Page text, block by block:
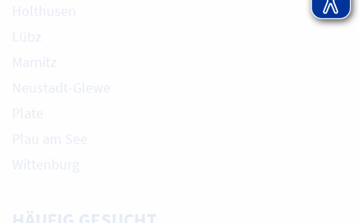
Holthusen
Lübz
Marnitz
Neustadt-Glewe
Plate
Plau am See
Wittenburg